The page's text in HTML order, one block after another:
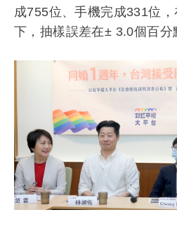
成755位、手機完成331位
下，抽樣誤差在± 3.0個百分